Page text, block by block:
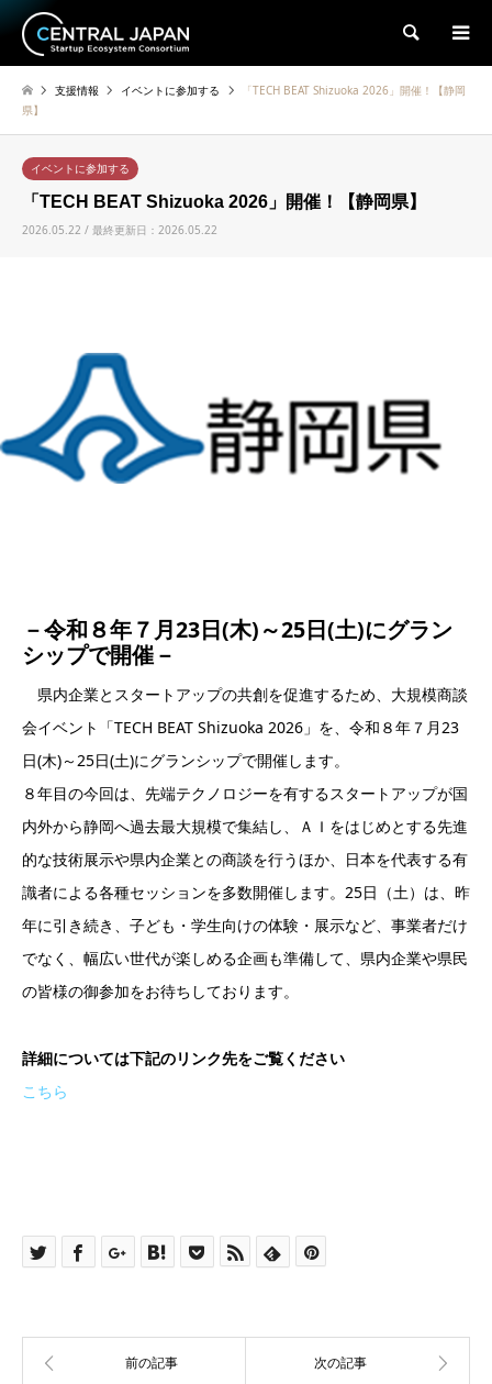
検索
支援情報 イベントに参加する
「TECH BEAT Shizuoka 2026」開催！【静岡
県】
イベントに参加する
「TECH BEAT Shizuoka 2026」開催！【静岡県】
2026.05.22 / 最終更新日：2026.05.22
－令和８年７月23日(木)～25日(土)にグラン
シップで開催－
県内企業とスタートアップの共創を促進するため、大規模商談
会イベント「TECH BEAT Shizuoka 2026」を、令和８年７月23
日(木)～25日(土)にグランシップで開催します。
８年目の今回は、先端テクノロジーを有するスタートアップが国
内外から静岡へ過去最大規模で集結し、ＡＩをはじめとする先進
的な技術展示や県内企業との商談を行うほか、日本を代表する有
識者による各種セッションを多数開催します。25日（土）は、昨
年に引き続き、子ども・学生向けの体験・展示など、事業者だけ
でなく、幅広い世代が楽しめる企画も準備して、県内企業や県民
の皆様の御参加をお待ちしております。
詳細については下記のリンク先をご覧ください
こちら